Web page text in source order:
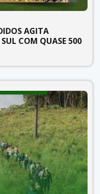
AGITA
COM QUASE 500